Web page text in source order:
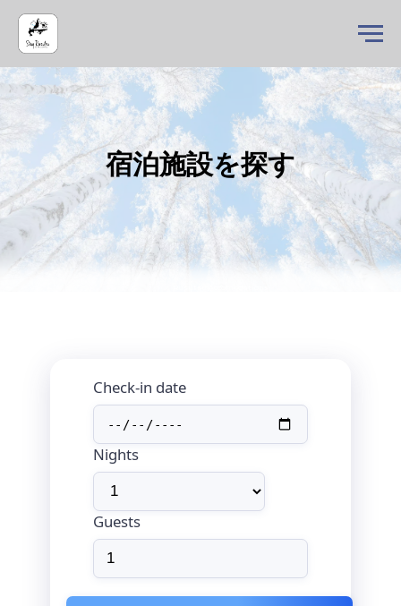
宿泊施設を探す
Check-in date
Nights
Guests